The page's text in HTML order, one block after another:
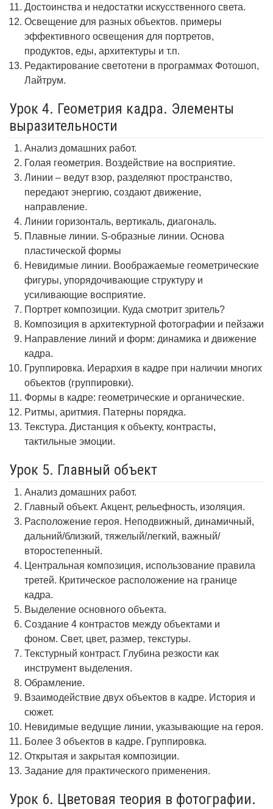
Достоинства и недостатки искусственного света.
Освещение для разных объектов. примеры
эффективного освещения для портретов,
продуктов, еды, архитектуры и т.п.
Редактирование светотени в программах Фотошоп,
Лайтрум.
Урок 4. Геометрия кадра. Элементы
выразительности
Анализ домашних работ.
Голая геометрия. Воздействие на восприятие.
Линии – ведут взор, разделяют пространство,
передают энергию, создают движение,
направление.
Линии горизонталь, вертикаль, диагональ.
Плавные линии. S-образные линии. Основа
пластической формы
Невидимые линии. Воображаемые геометрические
фигуры, упорядочивающие структуру и
усиливающие восприятие.
Портрет композиции. Куда смотрит зритель?
Композиция в архитектурной фотографии и пейзажи
Направление линий и форм: динамика и движение
кадра.
Группировка. Иерархия в кадре при наличии многих
объектов (группировки).
Формы в кадре: геометрические и органические.
Ритмы, аритмия. Патерны порядка.
Текстура. Дистанция к объекту, контрасты,
тактильные эмоции.
Урок 5. Главный объект
Анализ домашних работ.
Главный объект. Акцент, рельефность, изоляция.
Расположение героя. Неподвижный, динамичный,
дальний/близкий, тяжелый/легкий, важный/
второстепенный.
Центральная композиция, использование правила
третей. Критическое расположение на границе
кадра.
Выделение основного объекта.
Создание 4 контрастов между объектами и
фоном. Свет, цвет, размер, текстуры.
Текстурный контраст. Глубина резкости как
инструмент выделения.
Обрамление.
Взаимодействие двух объектов в кадре. История и
сюжет.
Невидимые ведущие линии, указывающие на героя.
Более 3 объектов в кадре. Группировка.
Открытая и закрытая композиции.
Задание для практического применения.
Урок 6. Цветовая теория в фотографии.